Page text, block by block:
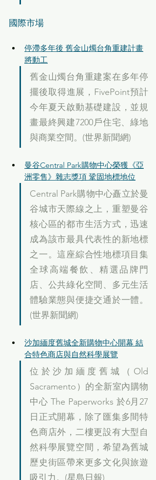
國際市場
停滯多年後 舊金山燭台角重建計畫
將動工
舊金山燭台角重建案在多年停
擺後取得進展，FivePoint預計
今年夏天啟動基礎建設，並規
畫最終興建7200戶住宅、綠地
與商業空間。(世界新聞網)
曼谷Central Park購物中心榮獲《亞
洲零售》雜志獎項 鞏固地標地位
Central Park購物中心矗立於曼
谷城市天際線之上，重塑曼谷
核心區的都市生活方式，迅速
成為該市最具代表性的新地標
之一。這座綜合性地標項目集
全球高端餐飲、精選品牌門
店、公共綠化空間、多元生活
體驗業態與便捷交通於一體。
(世界新聞網)
沙加緬度舊城全新購物中心開幕 結
合特色商店與自然科學展覽
位於沙加緬度舊城（Old
Sacramento）的全新室內購物
中心 The Paperworks 於6月27
日正式開幕，除了匯集多間特
色商店外，二樓更設有大型自
然科學展覽空間，希望為舊城
歷史街區帶來更多文化與旅遊
吸引力。(星島日報)